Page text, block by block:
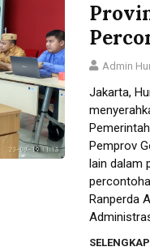
Admin
Jakarta,
Pemprov
lain dalam
Ranperda